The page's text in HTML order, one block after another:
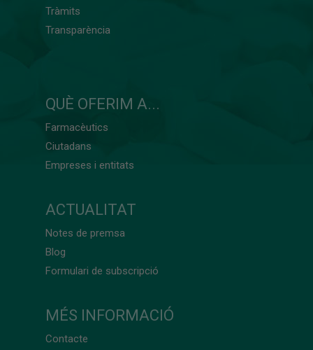
Tràmits
Transparència
QUÈ OFERIM A...
Farmacèutics
Ciutadans
Empreses i entitats
ACTUALITAT
Notes de premsa
Blog
Formulari de subscripció
MÉS INFORMACIÓ
Contacte